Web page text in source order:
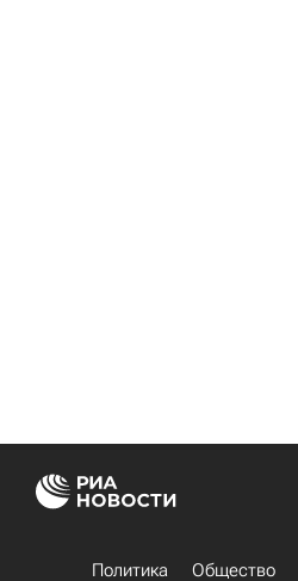
Политика Общество